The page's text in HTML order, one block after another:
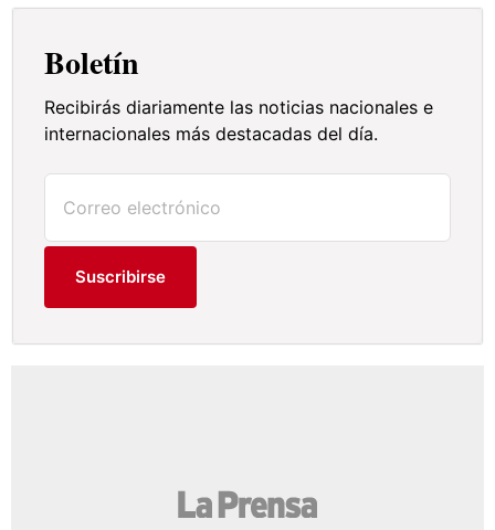
Boletín
Recibirás diariamente las noticias nacionales e
internacionales más destacadas del día.
Suscribirse